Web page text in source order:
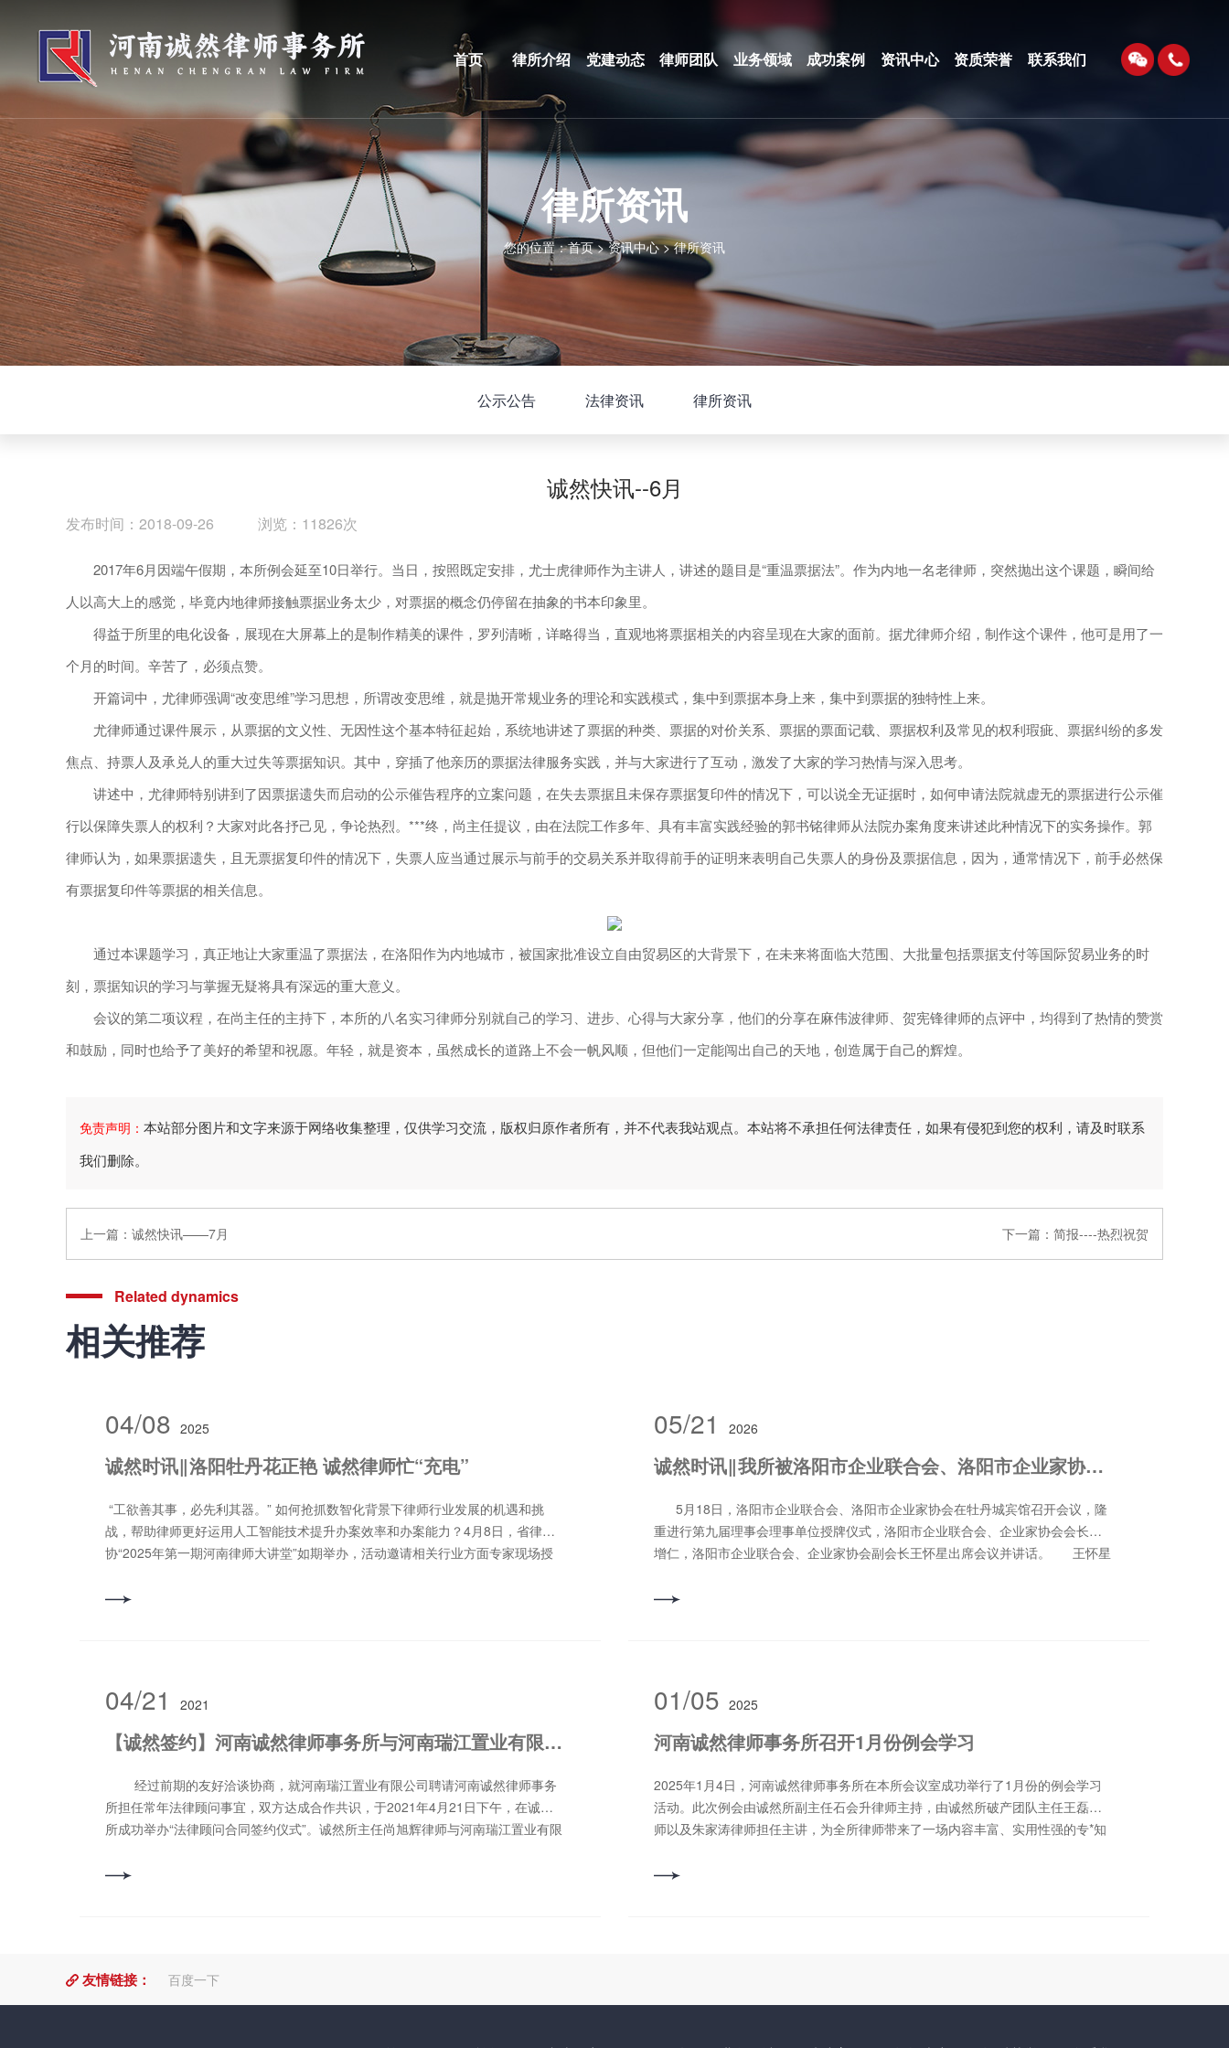
首页 律所介绍 党建动态 律师团队 业务领域 成功案例 资讯中心 资质荣誉 联系我们
律所资讯
您的位置：首页>资讯中心>律所资讯
公示公告 法律资讯 律所资讯
诚然快讯--6月
发布时间：2018-09-26 浏览：11826次
2017年6月因端午假期，本所例会延至10日举行。当日，按照既定安排，尤士虎律师作为主讲人，讲述的题目是“重温票据法”。作为内地一名老律师，突然抛出这个课题，瞬间给
人以高大上的感觉，毕竟内地律师接触票据业务太少，对票据的概念仍停留在抽象的书本印象里。
得益于所里的电化设备，展现在大屏幕上的是制作精美的课件，罗列清晰，详略得当，直观地将票据相关的内容呈现在大家的面前。据尤律师介绍，制作这个课件，他可是用了一
个月的时间。辛苦了，必须点赞。
开篇词中，尤律师强调“改变思维”学习思想，所谓改变思维，就是抛开常规业务的理论和实践模式，集中到票据本身上来，集中到票据的独特性上来。
尤律师通过课件展示，从票据的文义性、无因性这个基本特征起始，系统地讲述了票据的种类、票据的对价关系、票据的票面记载、票据权利及常见的权利瑕疵、票据纠纷的多发
焦点、持票人及承兑人的重大过失等票据知识。其中，穿插了他亲历的票据法律服务实践，并与大家进行了互动，激发了大家的学习热情与深入思考。
讲述中，尤律师特别讲到了因票据遗失而启动的公示催告程序的立案问题，在失去票据且未保存票据复印件的情况下，可以说全无证据时，如何申请法院就虚无的票据进行公示催
行以保障失票人的权利？大家对此各抒己见，争论热烈。***终，尚主任提议，由在法院工作多年、具有丰富实践经验的郭书铭律师从法院办案角度来讲述此种情况下的实务操作。郭
律师认为，如果票据遗失，且无票据复印件的情况下，失票人应当通过展示与前手的交易关系并取得前手的证明来表明自己失票人的身份及票据信息，因为，通常情况下，前手必然保
有票据复印件等票据的相关信息。
通过本课题学习，真正地让大家重温了票据法，在洛阳作为内地城市，被国家批准设立自由贸易区的大背景下，在未来将面临大范围、大批量包括票据支付等国际贸易业务的时
刻，票据知识的学习与掌握无疑将具有深远的重大意义。
会议的第二项议程，在尚主任的主持下，本所的八名实习律师分别就自己的学习、进步、心得与大家分享，他们的分享在麻伟波律师、贺宪锋律师的点评中，均得到了热情的赞赏
和鼓励，同时也给予了美好的希望和祝愿。年轻，就是资本，虽然成长的道路上不会一帆风顺，但他们一定能闯出自己的天地，创造属于自己的辉煌。
免责声明： 本站部分图片和文字来源于网络收集整理，仅供学习交流，版权归原作者所有，并不代表我站观点。本站将不承担任何法律责任，如果有侵犯到您的权利，请及时联系
我们删除。
上一篇： 诚然快讯——7月 下一篇： 简报----热烈祝贺
Related dynamics
相关推荐
04/08 2025
诚然时讯‖洛阳牡丹花正艳 诚然律师忙“充电”
“工欲善其事，必先利其器。” 如何抢抓数智化背景下律师行业发展的机遇和挑
战，帮助律师更好运用人工智能技术提升办案效率和办案能力？4月8日，省律
协“2025年第一期河南律师大讲堂”如期举办，活动邀请相关行业方面专家现场授
在所会议室进行集中听讲。 上午9:30至11:30，现任Swartz 科技CEO、法蝉创
字化，达到助力持续增长新引擎：交付数字化。对如何利用AI驱动法律服务创新
路径时，张智鑫详细讲解了AI技术驱动法律行业转型的四个阶段和律师如何正确
使用AI赋能业务场景，讲解时，张智鑫穿插大量现实事例，让广大听课律师感到
人应用DeepSeek》为题进行授课。邓欢从技术解析：DeepSeek 模型原理、操作
界面及提问技巧（指令模型与推理模型），场景应用：法律研究、合同审查、文
书生成、诉讼策略制定、客户维护等全流程实操，工具联动：DeepSeek+飞
规：数据隐私保护、私有化部署方案及法律伦理规范四个方面，就法律人如何利
作中带来的高效和便利，今后会利用更多的时间去了解这些高科技、使用这些高
科技，让这些高科技运用到具体的工作实践中去。撰稿/编辑：郎松涛审 核：
05/21 2026
诚然时讯‖我所被洛阳市企业联合会、洛阳市企业家协会授予第九届理事会理事单位，尚旭辉主任当选为理事会理事
5月18日，洛阳市企业联合会、洛阳市企业家协会在牡丹城宾馆召开会议，隆
重进行第九届理事会理事单位授牌仪式，洛阳市企业联合会、企业家协会会长陈
增仁，洛阳市企业联合会、企业家协会副会长王怀星出席会议并讲话。 王怀星
员单位颁发牌匾及证书。河南诚然律师事务所等七家单位被授予第九届理事会理
04/21 2021
【诚然签约】河南诚然律师事务所与河南瑞江置业有限公司成功签约
所担任常年法律顾问事宜，双方达成合作共识，于2021年4月21日下午，在诚然
所成功举办“法律顾问合同签约仪式”。诚然所主任尚旭辉律师与河南瑞江置业有限
间。 河南瑞江置业有限公司系洛阳市知名房地产企业，曾主导、参与开发瑞
律师事务所期待与您的合作！ 撰稿：吴倚帆 编辑：李少宇 审核：郭
书铭 来源：***党员公众号 -招聘职位-- 执业律师：6名 薪资待
01/05 2025
河南诚然律师事务所召开1月份例会学习
2025年1月4日，河南诚然律师事务所在本所会议室成功举行了1月份的例会学习
活动。此次例会由诚然所副主任石会升律师主持，由诚然所破产团队主任王磊律
师以及朱家涛律师担任主讲，为全所律师带来了一场内容丰富、实用性强的专*知
且深入的讲解，涵盖“执转破”的定义、问题的由来、程序阶段以及特殊事项说明等
平正义。 关于“执转破”问题的由来，王磊律师详细阐述了我国司法审判模式以及
友情链接： 百度一下